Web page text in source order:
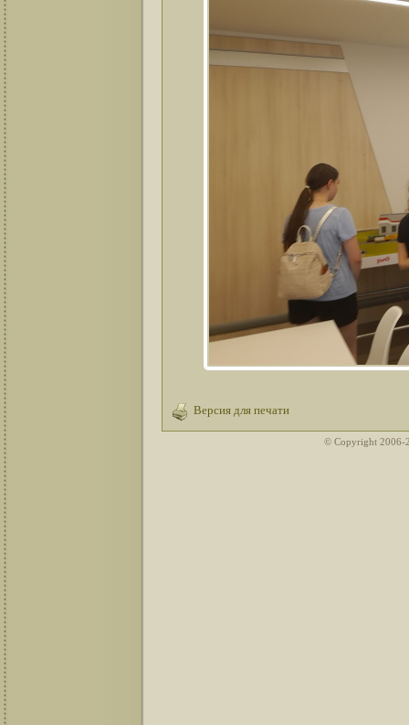
Версия для печати
© Copyright 2006-